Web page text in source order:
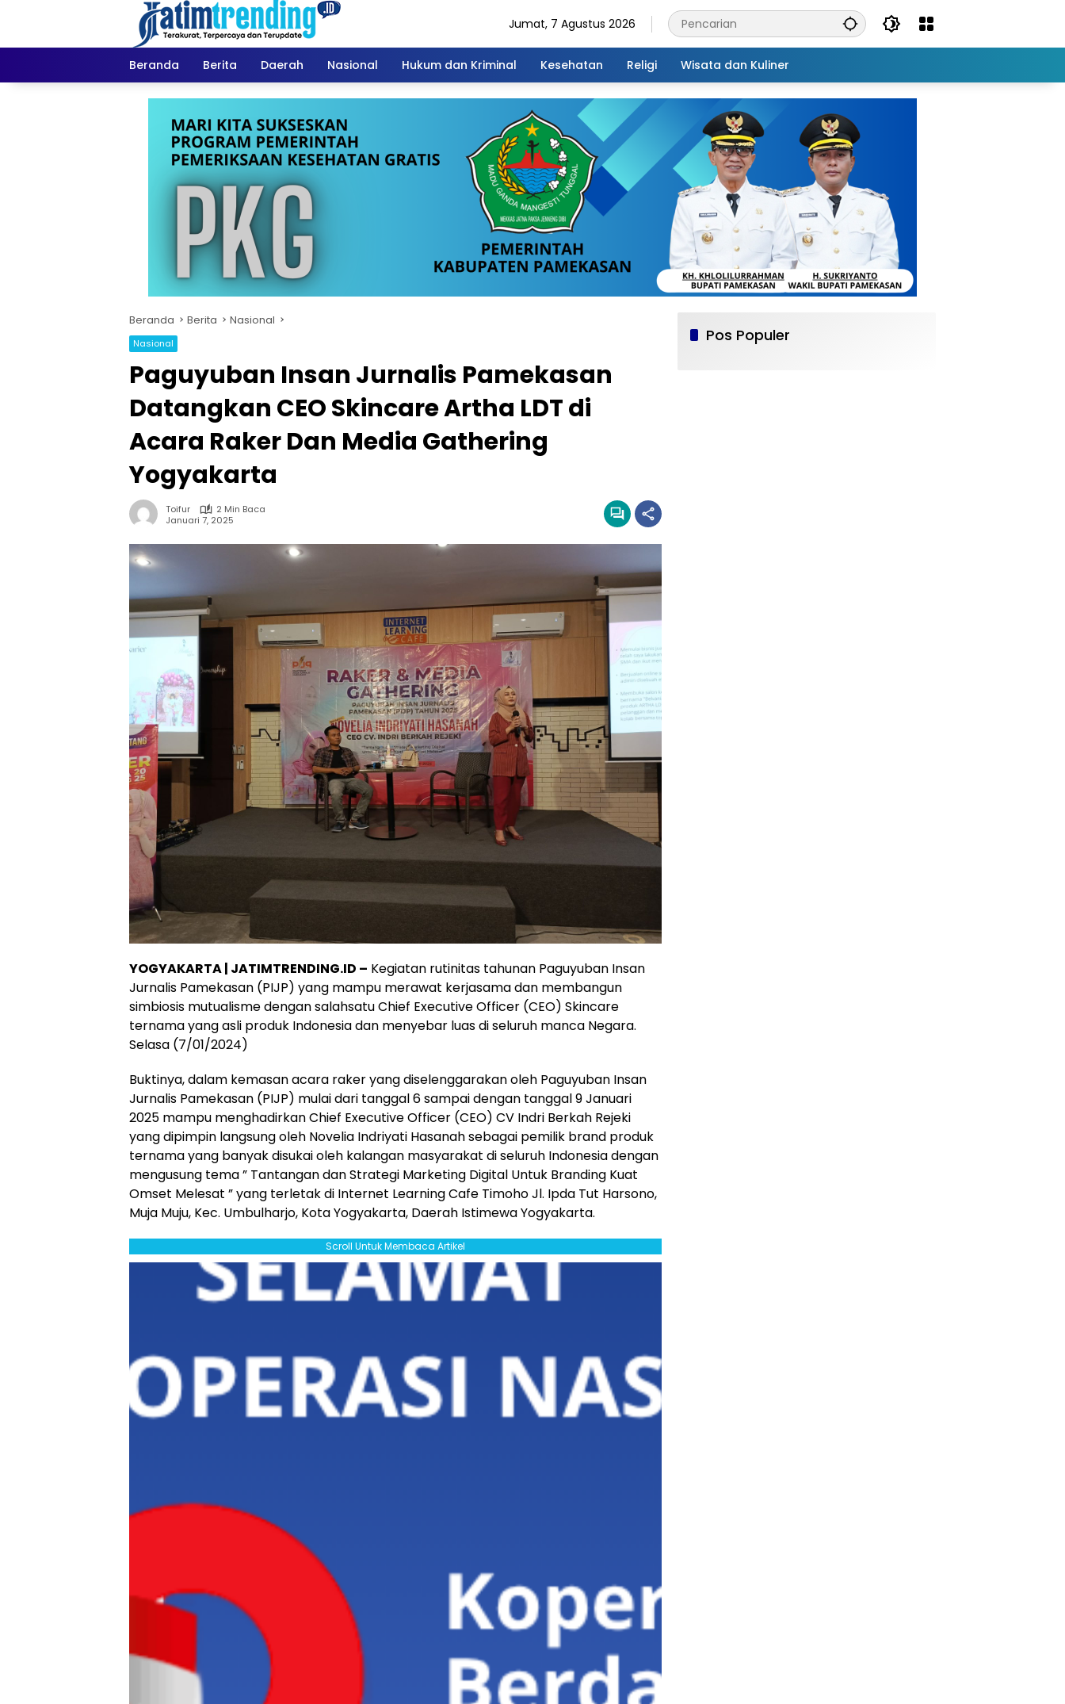
Jumat, 7 Agustus 2026
Beranda Berita Daerah Nasional Hukum dan Kriminal Kesehatan Religi Wisata dan Kuliner
Beranda Berita Nasional
Nasional
Paguyuban Insan Jurnalis Pamekasan
Datangkan CEO Skincare Artha LDT di
Acara Raker Dan Media Gathering
Yogyakarta
Toifur
2 Min Baca
Januari 7, 2025
YOGYAKARTA | JATIMTRENDING.ID – Kegiatan rutinitas tahunan Paguyuban Insan
Jurnalis Pamekasan (PIJP) yang mampu merawat kerjasama dan membangun
simbiosis mutualisme dengan salahsatu Chief Executive Officer (CEO) Skincare
ternama yang asli produk Indonesia dan menyebar luas di seluruh manca Negara.
Selasa (7/01/2024)
Buktinya, dalam kemasan acara raker yang diselenggarakan oleh Paguyuban Insan
Jurnalis Pamekasan (PIJP) mulai dari tanggal 6 sampai dengan tanggal 9 Januari
2025 mampu menghadirkan Chief Executive Officer (CEO) CV Indri Berkah Rejeki
yang dipimpin langsung oleh Novelia Indriyati Hasanah sebagai pemilik brand produk
ternama yang banyak disukai oleh kalangan masyarakat di seluruh Indonesia dengan
mengusung tema ” Tantangan dan Strategi Marketing Digital Untuk Branding Kuat
Omset Melesat ” yang terletak di Internet Learning Cafe Timoho Jl. Ipda Tut Harsono,
Muja Muju, Kec. Umbulharjo, Kota Yogyakarta, Daerah Istimewa Yogyakarta.
Scroll Untuk Membaca Artikel
Pos Populer